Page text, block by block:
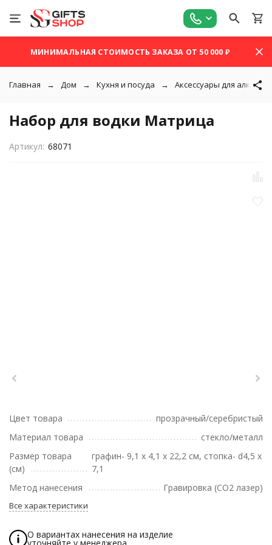
МИНИМАЛЬНАЯ СТОИМОСТЬ ЗАКАЗА ОТ 50 000 ₽
Главная Дом Кухня и посуда Аксессуары для алкоголя
Набор для водки Матрица
Артикул: 68071
Цвет товара
прозрачный/серебристый
Материал товара
стекло/металл
Размер товара
(см)
графин- 9,1 х 4,1 х 22,2 см, стопка- d4,5 х
7,1
Метод нанесения
Гравировка (CO2 лазер)
Все характеристики
О вариантах нанесения на изделие